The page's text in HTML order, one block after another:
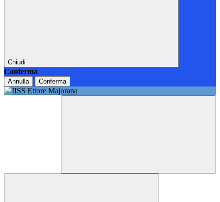
Chiudi
Conferma
Annulla Conferma